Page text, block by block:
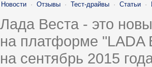
Новости · Отзывы · Тест-драйвы · Статьи ·
Лада Веста - это
на платформе "LADA
на сентябрь 2015